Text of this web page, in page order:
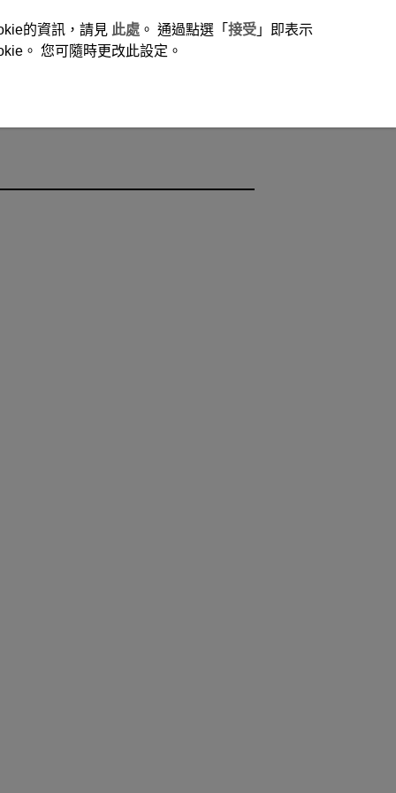
的資訊，請見 此處 。 通過點選「 接受 」即表示
。 您可隨時更改此設定。